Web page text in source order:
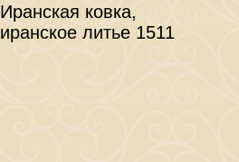
Иранская ковка,
иранское литье 1511